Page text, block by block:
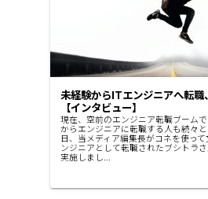
未経験からITエンジニアへ転職
【インタビュー】
現在、空前のエンジニア転職ブーム
からエンジニアに転職する人も続々
日、当メディア編集長がコネを使っ
ンジニアとして転職されたブシトラ
実施しまし...